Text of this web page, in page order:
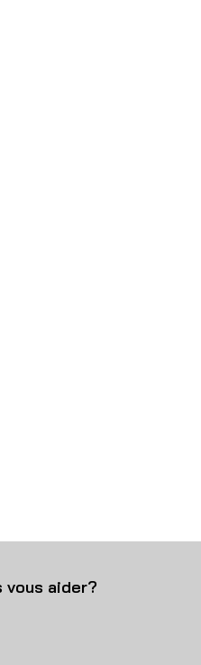
vous aider?